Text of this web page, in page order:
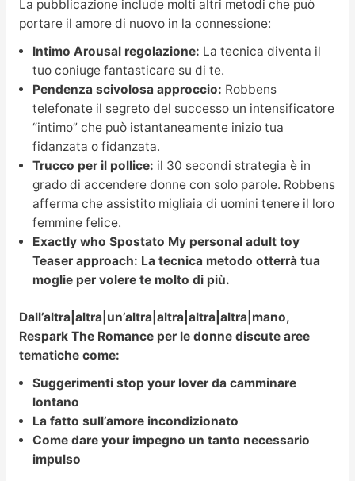
La pubblicazione include molti altri metodi che può
portare il amore di nuovo in la connessione:
Intimo Arousal regolazione: La tecnica diventa il
tuo coniuge fantasticare su di te.
Pendenza scivolosa approccio: Robbens
telefonate il segreto del successo un intensificatore
“intimo” che può istantaneamente inizio tua
fidanzata o fidanzata.
Trucco per il pollice: il 30 secondi strategia è in
grado di accendere donne con solo parole. Robbens
afferma che assistito migliaia di uomini tenere il loro
femmine felice.
Exactly who Spostato My personal adult toy
Teaser approach: La tecnica metodo otterrà tua
moglie per volere te molto di più.
Dall’altra|altra|un’altra|altra|altra|altra|mano,
Respark The Romance per le donne discute aree
tematiche come:
Suggerimenti stop your lover da camminare
lontano
La fatto sull’amore incondizionato
Come dare your impegno un tanto necessario
impulso